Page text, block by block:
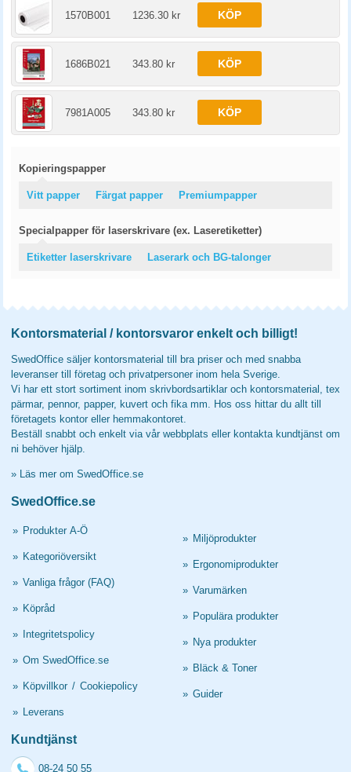
1570B001 1236.30 kr KÖP
1686B021 343.80 kr KÖP
7981A005 343.80 kr KÖP
Kopieringspapper
Vitt papper Färgat papper Premiumpapper
Specialpapper för laserskrivare (ex. Laseretiketter)
Etiketter laserskrivare Laserark och BG-talonger
Kontorsmaterial / kontorsvaror enkelt och billigt!
SwedOffice säljer kontorsmaterial till bra priser och med snabba
leveranser till företag och privatpersoner inom hela Sverige.
Vi har ett stort sortiment inom skrivbordsartiklar och kontorsmaterial, tex
pärmar, pennor, papper, kuvert och fika mm. Hos oss hittar du allt till
företagets kontor eller hemmakontoret.
Beställ snabbt och enkelt via vår webbplats eller kontakta kundtjänst om
ni behöver hjälp.
» Läs mer om SwedOffice.se
SwedOffice.se
» Produkter A-Ö
» Kategoriöversikt
» Vanliga frågor (FAQ)
» Köpråd
» Integritetspolicy
» Om SwedOffice.se
» Köpvillkor / Cookiepolicy
» Leverans
» Miljöprodukter
» Ergonomiprodukter
» Varumärken
» Populära produkter
» Nya produkter
» Bläck & Toner
» Guider
Kundtjänst
08-24 50 55